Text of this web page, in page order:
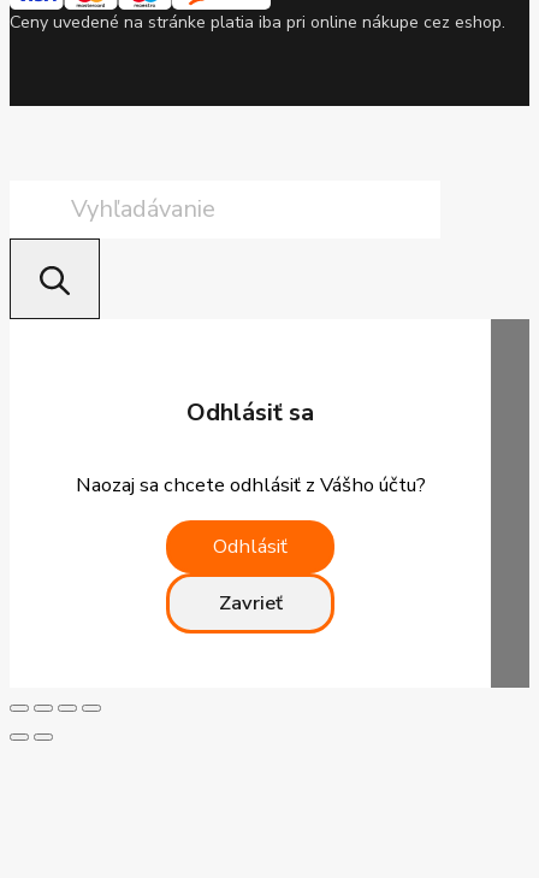
Ceny uvedené na stránke platia iba pri online nákupe cez eshop.
Odhlásiť sa
Naozaj sa chcete odhlásiť z Vášho účtu?
Odhlásiť
Zavrieť